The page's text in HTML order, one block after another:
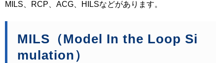
MILS、RCP、ACG、HILSなどがあります。
MILS（Model In the Loop Si
mulation）